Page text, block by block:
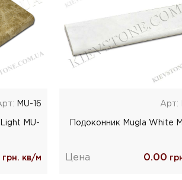
MU-16
MU-
грн. кв/м
Арт:
Подоконник Mugla White
Цена 0.00